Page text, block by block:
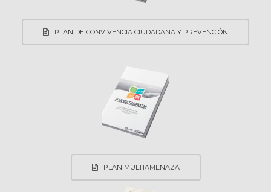
PLAN DE CONVIVENCIA CIUDADANA Y PREVENCIÓN
PLAN MULTIAMENAZA